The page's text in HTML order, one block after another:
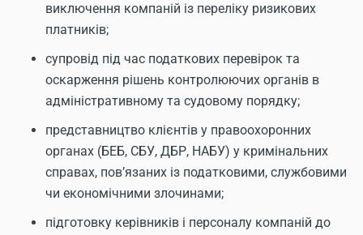
виключення компаній із переліку ризикових
платників;
супровід під час податкових перевірок та
оскарження рішень контролюючих органів в
адміністративному та судовому порядку;
представництво клієнтів у правоохоронних
органах (БЕБ, СБУ, ДБР, НАБУ) у кримінальних
справах, пов’язаних із податковими, службовими
чи економічними злочинами;
підготовку керівників і персоналу компаній до